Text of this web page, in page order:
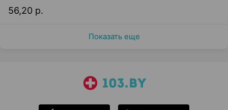
56,20 р.
Показать еще